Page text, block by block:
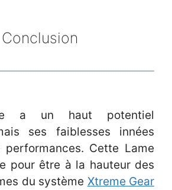
Conclusion
a un haut potentiel
ses faiblesses innées
Cette Lame
pour être à la hauteur des
du système Xtreme Gear